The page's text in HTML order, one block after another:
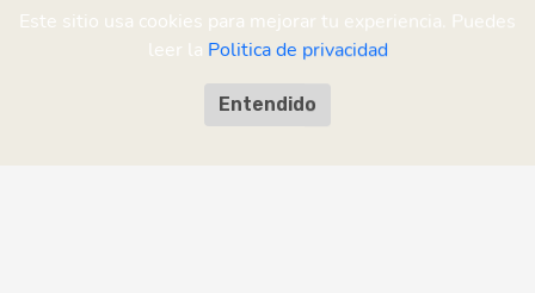
Este sitio usa cookies para mejorar tu experiencia. Puedes
leer la Politica de privacidad
Entendido